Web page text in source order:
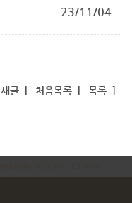
23/11/04
새글| 처음목록| 목록]